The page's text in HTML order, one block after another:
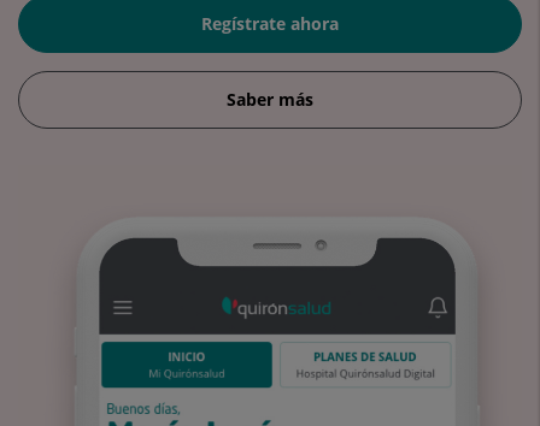
Regístrate ahora
Saber más